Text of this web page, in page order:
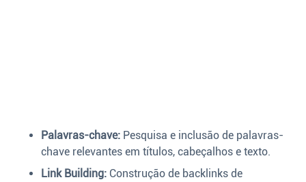
Palavras-chave: Pesquisa e inclusão de palavras-
chave relevantes em títulos, cabeçalhos e texto.
Link Building: Construção de backlinks de